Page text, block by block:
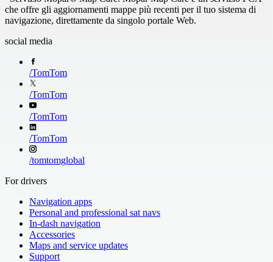
Luxembourg
Macedonia 77%
Malta
Mexico
Moldova 52%
New Zealand
Portugal
Romania
Slovakia
South Africa
Switzerland
Sweden
United Kingdom
Turkish
UK English
Polish
Portuguese
Russian
Spanish
Turkish
che offre gli aggiornamenti mappe più recenti per il tuo sistema di
navigazione, direttamente da singolo portale Web.
social media
/TomTom
/TomTom
/TomTom
/TomTom
/tomtomglobal
For drivers
Navigation apps
Personal and professional sat navs
In-dash navigation
Accessories
Maps and service updates
Support